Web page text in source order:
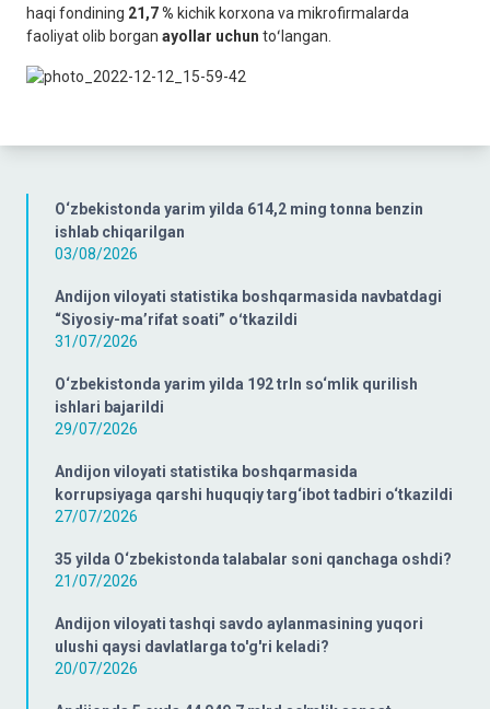
O‘zbekistonda yarim yilda 614,2 ming tonna benzin
ishlab chiqarilgan
03/08/2026
Andijon viloyati statistika boshqarmasida navbatdagi
“Siyosiy-ma’rifat soati” oʻtkazildi
31/07/2026
O‘zbekistonda yarim yilda 192 trln so‘mlik qurilish
ishlari bajarildi
29/07/2026
Andijon viloyati statistika boshqarmasida
korrupsiyaga qarshi huquqiy targ‘ibot tadbiri o‘tkazildi
27/07/2026
35 yilda O‘zbekistonda talabalar soni qanchaga oshdi?
21/07/2026
Andijon viloyati tashqi savdo aylanmasining yuqori
ulushi qaysi davlatlarga to'g'ri keladi?
20/07/2026
haqi fondining 21,7 % kichik korxona va mikrofirmalarda
faoliyat olib borgan ayollar uchun toʻlangan.